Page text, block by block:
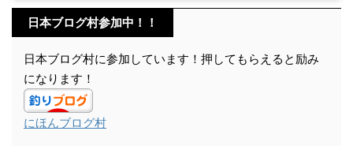
日本ブログ村参加中！！
日本ブログ村に参加しています！押してもらえると励み
になります！
にほんブログ村